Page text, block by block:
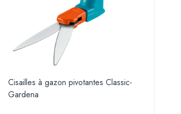
Cisailles à gazon pivotantes Classic-
Gardena